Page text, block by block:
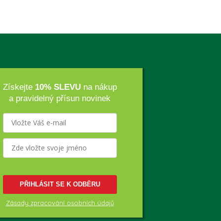
Získejte 10% SLEVUna nákup
a pravidelný přísun novinek
PŘIHLÁSIT SE K ODBĚRU
Zásady zpracování osobních údajů